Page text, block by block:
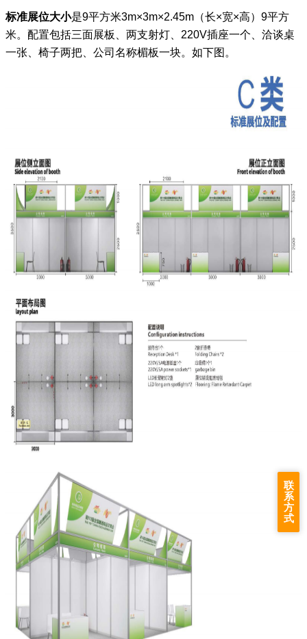
标准展位大小是9平方米3m×3m×2.45m（长×宽×高）9平方
米。配置包括三面展板、两支射灯、220V插座一个、洽谈桌
一张、椅子两把、公司名称楣板一块。如下图。
联
系
方
式